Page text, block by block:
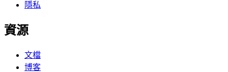
隱私
資源
文檔
博客